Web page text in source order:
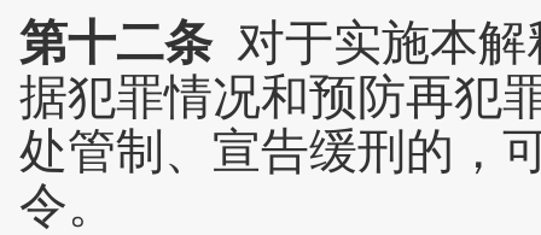
第十二条 对于实施本
据犯罪情况和预防再犯
处管制、宣告缓刑的，
令。